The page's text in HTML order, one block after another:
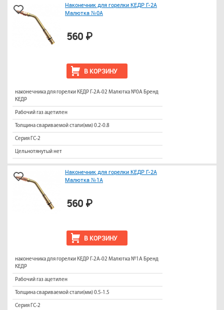
Наконечник для горелки КЕДР Г-2А
Малютка №0А
В КОРЗИНУ
560 ₽
наконечника для горелки КЕДР Г-2А-02 Малютка №0А Бренд
КЕДР
Рабочий газ ацетилен
Толщина свариваемой стали(мм) 0.2-0.8
Серия ГС-2
Цельнотянутый нет
Наконечник для горелки КЕДР Г-2А
Малютка №1А
В КОРЗИНУ
560 ₽
наконечника для горелки КЕДР Г-2А-02 Малютка №1А Бренд
КЕДР
Рабочий газ ацетилен
Толщина свариваемой стали(мм) 0.5-1.5
Серия ГС-2